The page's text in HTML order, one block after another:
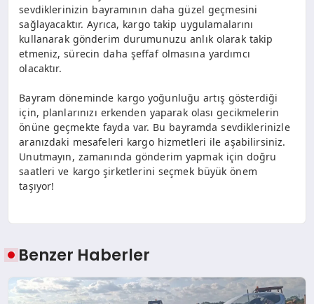
sevdiklerinizin bayramının daha güzel geçmesini
sağlayacaktır. Ayrıca, kargo takip uygulamalarını
kullanarak gönderim durumunuzu anlık olarak takip
etmeniz, sürecin daha şeffaf olmasına yardımcı
olacaktır.
Bayram döneminde kargo yoğunluğu artış gösterdiği
için, planlarınızı erkenden yaparak olası gecikmelerin
önüne geçmekte fayda var. Bu bayramda sevdiklerinizle
aranızdaki mesafeleri kargo hizmetleri ile aşabilirsiniz.
Unutmayın, zamanında gönderim yapmak için doğru
saatleri ve kargo şirketlerini seçmek büyük önem
taşıyor!
Benzer Haberler